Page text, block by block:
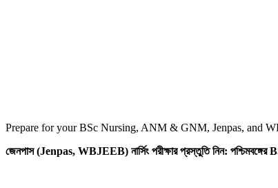
Prepare for your BSc Nursing, ANM & GNM, Jenpas, and
জেনপাস (Jenpas, WBJEEB) নার্সিং পরীক্ষার প্রস্তুতি নিন: